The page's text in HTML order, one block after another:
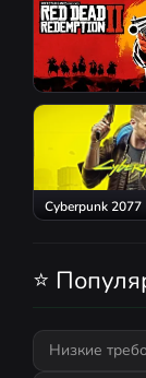
Red Dead
Cyberpunk 2077
⭐
Низкие